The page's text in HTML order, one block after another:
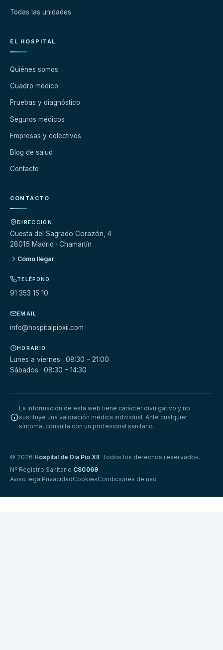
Todas las unidades
EL HOSPITAL
Quiénes somos
Cuadro médico
Pruebas y diagnóstico
Seguros médicos
Empresas y colectivos
Blog de salud
Contacto
CONTACTO
DIRECCIÓN
Cuesta del Sagrado Corazón, 4
28016 Madrid · Chamartín
Cómo llegar
TELÉFONO
91 353 15 10
EMAIL
info@hospitalpioxii.com
HORARIO
Lunes a viernes · 08:30 – 21:00
Sábados · 08:30 – 14:30
La información de esta web tiene carácter divulgativo y no
sustituye una valoración médica individual. Ante cualquier
síntoma, consulta con un profesional sanitario.
© 2026 Hospital de Día Pío XII. Todos los derechos reservados.
Nº Registro Sanitario CS0069
Aviso legalPrivacidadCookiesCondiciones de uso